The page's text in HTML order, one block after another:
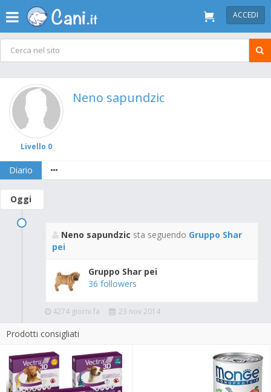
ACCEDI
Livello 0
Neno sapundzic
Diario
Oggi
Neno sapundzic sta seguendo Gruppo Shar
pei
Gruppo Shar pei
36 followers
4274 giorni fa 23 nov 2014
Prodotti consigliati